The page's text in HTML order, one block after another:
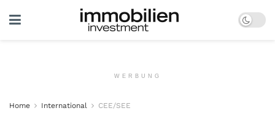
WERBUNG
Home International CEE/SEE